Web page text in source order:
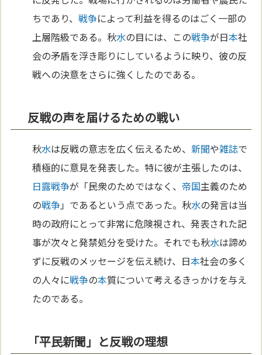
ちであり、戦争によって利益を得るのはごく一部の
上層階級である。秋水の目には、この戦争が日本社
会の矛盾を浮き彫りにしているように映り、彼の反
戦への決意をさらに強くしたのである。
反戦の声を届けるための戦い
秋水は反戦の意志を広く伝えるため、新聞や雑誌で
積極的に意見を発表した。特に彼が主張したのは、
日露戦争が「民衆のためではなく、 帝国主義のため
の戦争」であるという点であった。秋水の発言は当
時の政府にとって非常に危険視され、発表された記
事が次々と発禁処分を受けた。それでも秋水は諦め
ずに反戦のメッセージを伝え続け、日本社会の多く
の人々に戦争の本質について考えるきっかけを与え
たのである。
「平民新聞」と反戦の理想